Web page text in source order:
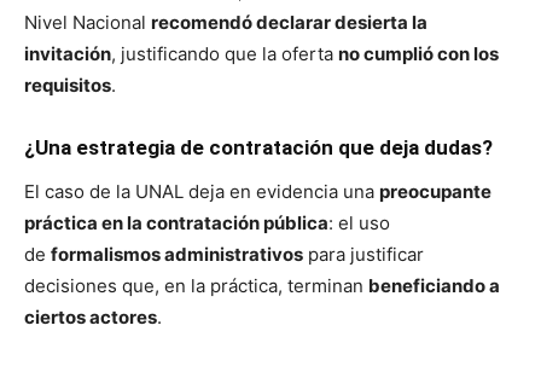
Nivel Nacional recomendó declarar desierta la
invitación, justificando que la oferta no cumplió con los
requisitos.
¿Una estrategia de contratación que deja dudas?
El caso de la UNAL deja en evidencia una preocupante
práctica en la contratación pública: el uso
de formalismos administrativos para justificar
decisiones que, en la práctica, terminan beneficiando a
ciertos actores.